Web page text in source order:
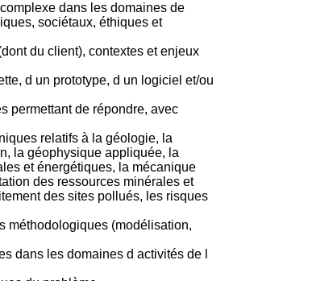
dans les domaines de
sociétaux, éthiques et
du client), contextes et enjeux
d un prototype, d un logiciel et/ou
permettant de répondre, avec
relatifs à la géologie, la
la géophysique appliquée, la
et énergétiques, la mécanique
des ressources minérales et
des sites pollués, les risques
méthodologiques (modélisation,
dans les domaines d activités de l